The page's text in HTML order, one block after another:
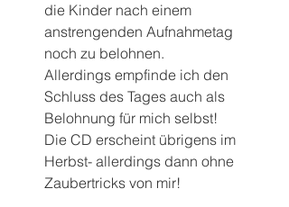
die Kinder nach einem
anstrengenden Aufnahmetag
noch zu belohnen.
Allerdings empfinde ich den
Schluss des Tages auch als
Belohnung für mich selbst!
Die CD erscheint übrigens im
Herbst- allerdings dann ohne
Zaubertricks von mir!